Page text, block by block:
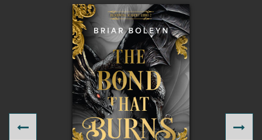
Previous